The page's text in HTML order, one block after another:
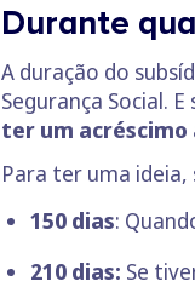
Durante
A duração do
Segurança Social.
ter um acréscimo
Para ter uma
150 dias:
210 dias: Se